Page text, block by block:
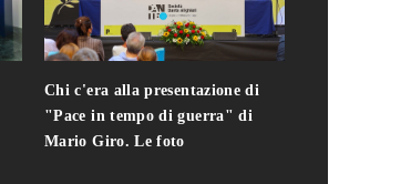
Chi c'era alla presentazione di
"Pace in tempo di guerra" di
Mario Giro. Le foto